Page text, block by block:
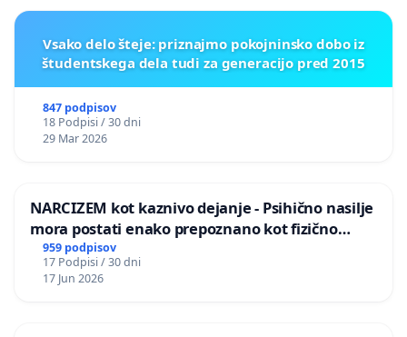
Vsako delo šteje: priznajmo pokojninsko dobo iz
študentskega dela tudi za generacijo pred 2015
847 podpisov
18 Podpisi / 30 dni
29 Mar 2026
NARCIZEM kot kaznivo dejanje - Psihično nasilje
mora postati enako prepoznano kot fizično
nasilje
959 podpisov
17 Podpisi / 30 dni
17 Jun 2026